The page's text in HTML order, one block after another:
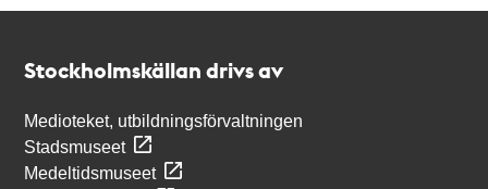
Stockholmskällan drivs av
Medioteket, utbildningsförvaltningen
Stadsmuseet
Medeltidsmuseet